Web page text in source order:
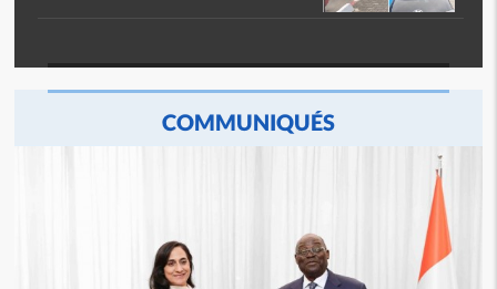
COMMUNIQUÉS